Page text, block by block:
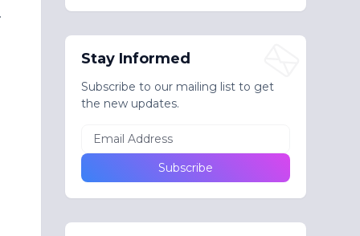
Stay Informed
Subscribe to our mailing list to get
the new updates.